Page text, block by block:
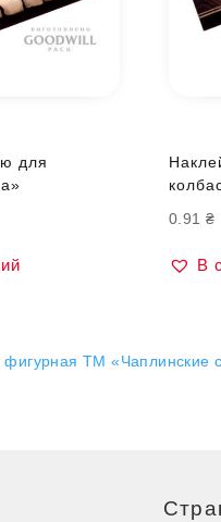
для
0.91 ₴
В
фигурная ТМ «Чаплинские